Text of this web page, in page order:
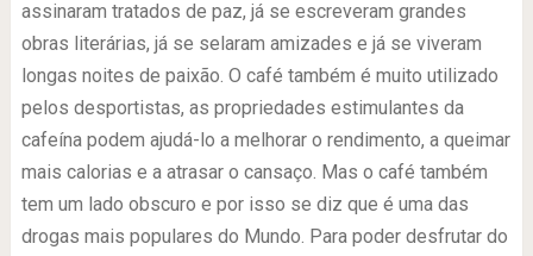
assinaram tratados de paz, já se escreveram grandes
obras literárias, já se selaram amizades e já se viveram
longas noites de paixão. O café também é muito utilizado
pelos desportistas, as propriedades estimulantes da
cafeína podem ajudá-lo a melhorar o rendimento, a queimar
mais calorias e a atrasar o cansaço. Mas o café também
tem um lado obscuro e por isso se diz que é uma das
drogas mais populares do Mundo. Para poder desfrutar do